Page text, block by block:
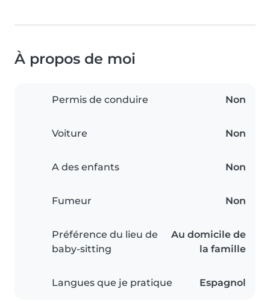
À propos de moi
Permis de conduire Non
Voiture Non
A des enfants Non
Fumeur Non
Préférence du lieu de
baby-sitting
Au domicile de
la famille
Langues que je pratique Espagnol